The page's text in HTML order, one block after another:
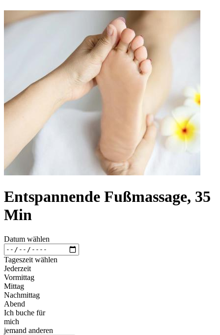
Entspannende Fußmassage, 35
Min
Datum wählen
Tageszeit wählen
Jederzeit
Vormittag
Mittag
Nachmittag
Abend
Ich buche für
mich
jemand anderen